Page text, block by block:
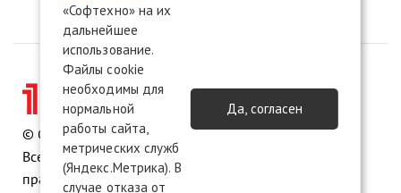
© ООО «Софтехно» Все права защищены.
Все торговые марки являются собственностью их
правообладателей.
«Софтехно» на их
дальнейшее
использование.
Файлы cookie
необходимы для
нормальной
работы сайта,
метрических служб
(Яндекс.Метрика). В
случае отказа от
Да, согласен